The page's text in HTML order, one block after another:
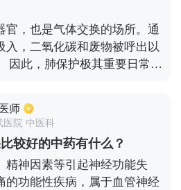
官，也是气体交换的场所。通
入，二氧化碳和废物被呼出以
因此，肺保护极其重要日常生
可以多吃梨、罗汉果、五花
一定作用。
师
医院 中医科
较好的中药有什么？
精神因素等引起神经功能失
的功能性疾病，属于血管神经